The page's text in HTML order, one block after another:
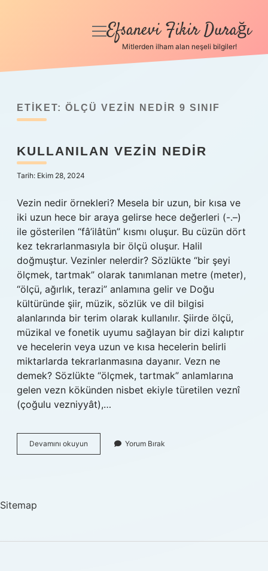
Anasayfa
Yasal Uyarı
Hakkımızda
menüyü
Efsanevi Fikir Durağı
Mitlerden ilham alan neşeli bilgiler!
ETIKET: ÖLÇÜ VEZIN NEDIR 9 SINIF
KULLANILAN VEZIN NEDIR
Tarih: Ekim 28, 2024
Vezin nedir örnekleri? Mesela bir uzun, bir kısa ve
iki uzun hece bir araya gelirse hece değerleri (-.–)
ile gösterilen “fâ’ilâtün” kısmı oluşur. Bu cüzün dört
kez tekrarlanmasıyla bir ölçü oluşur. Halil
doğmuştur. Vezinler nelerdir? Sözlükte “bir şeyi
ölçmek, tartmak” olarak tanımlanan metre (meter),
“ölçü, ağırlık, terazi” anlamına gelir ve Doğu
kültüründe şiir, müzik, sözlük ve dil bilgisi
alanlarında bir terim olarak kullanılır. Şiirde ölçü,
müzikal ve fonetik uyumu sağlayan bir dizi kalıptır
ve hecelerin veya uzun ve kısa hecelerin belirli
miktarlarda tekrarlanmasına dayanır. Vezn ne
demek? Sözlükte “ölçmek, tartmak” anlamlarına
gelen vezn kökünden nisbet ekiyle türetilen veznî
(çoğulu vezniyyât),…
Devamını okuyun Kullanılan
Vezin
Yorum Bırak
Sitemap